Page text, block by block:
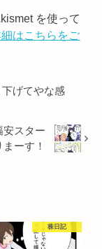
を使って
はこちらをご
げてやな感
安スター
ーす！
株日記